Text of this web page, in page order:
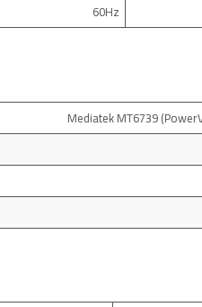
60Hz